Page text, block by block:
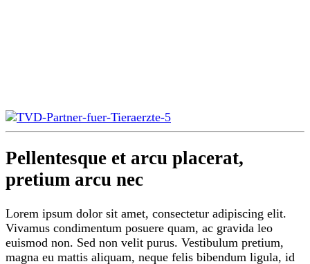
Pellentesque et arcu placerat,
pretium arcu nec
Lorem ipsum dolor sit amet, consectetur adipiscing elit.
Vivamus condimentum posuere quam, ac gravida leo
euismod non. Sed non velit purus. Vestibulum pretium,
magna eu mattis aliquam, neque felis bibendum ligula, id